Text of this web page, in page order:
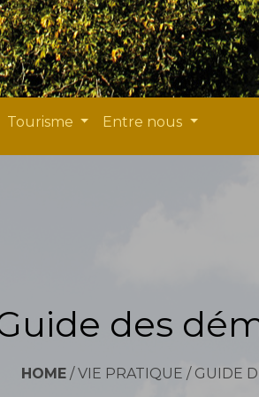
Tourisme Entre nous
des
HOME /VIE PRATIQUE / GUIDE